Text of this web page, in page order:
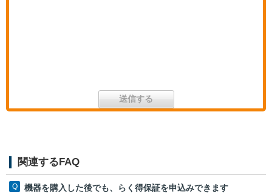
関連するFAQ
機器を購入した後でも、らく得保証を申込みできます